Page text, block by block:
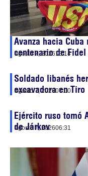
Avanza hacia
centenario de Fidel
agosto 7, 202613:14
Soldado libanés
excavadora en Tiro
agosto 7, 202607:00
Ejército ruso tomó
de Járkov
agosto 7, 202606:31